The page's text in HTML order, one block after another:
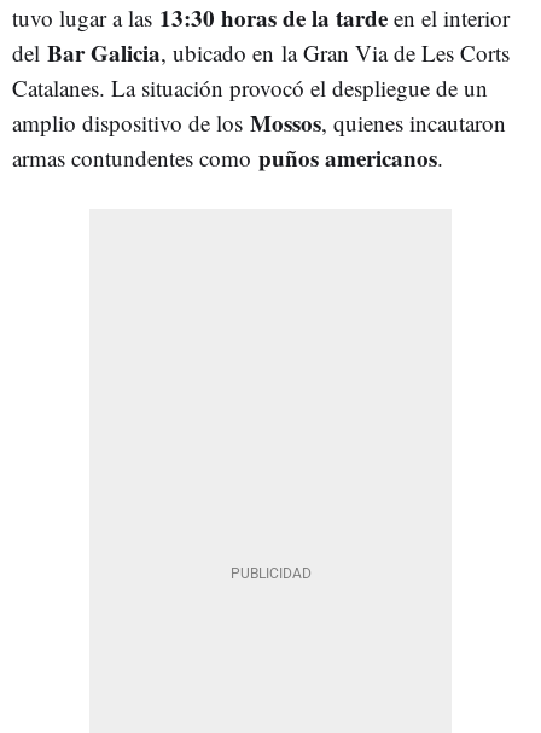
tuvo lugar a las 13:30 horas de la tarde en el interior
del Bar Galicia, ubicado en la Gran Via de Les Corts
Catalanes. La situación provocó el despliegue de un
amplio dispositivo de los Mossos, quienes incautaron
armas contundentes como puños americanos.